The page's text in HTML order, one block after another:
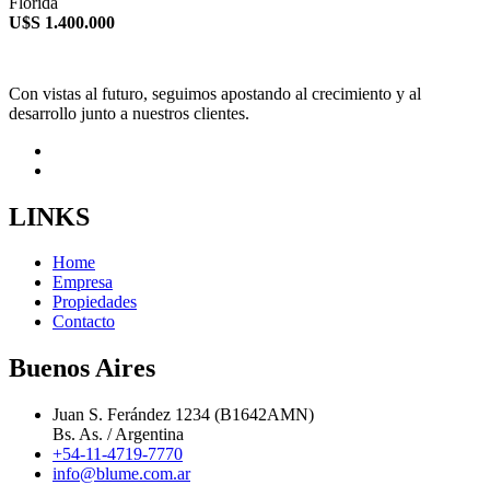
U$S 1.400.000
Con vistas al futuro, seguimos apostando al crecimiento y al
desarrollo junto a nuestros clientes.
LINKS
Home
Empresa
Propiedades
Contacto
Buenos Aires
Juan S. Ferández 1234 (B1642AMN)
Bs. As. / Argentina
+54-11-4719-7770
info@blume.com.ar